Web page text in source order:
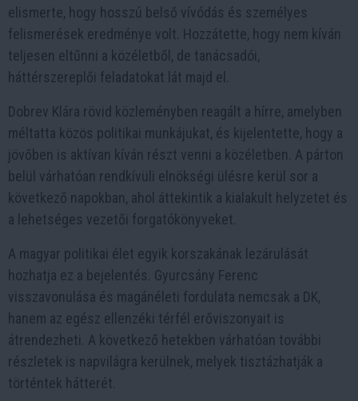
elismerte, hogy hosszú belső vívódás és személyes
felismerések eredménye volt. Hozzátette, hogy nem kíván
teljesen eltűnni a közéletből, de tanácsadói,
háttérszereplői feladatokat lát majd el.
Dobrev Klára rövid közleményben reagált a hírre, amelyben
méltatta közös politikai munkájukat, és kijelentette, hogy a
jövőben is aktívan kíván részt venni a közéletben. A párton
belül várhatóan rendkívüli elnökségi ülésre kerül sor a
következő napokban, ahol áttekintik a kialakult helyzetet és
a lehetséges vezetői forgatókönyveket.
A magyar politikai élet egyik korszakának lezárulását
hozhatja ez a bejelentés. Gyurcsány Ferenc
visszavonulása és magánéleti fordulata nemcsak a DK,
hanem az egész ellenzéki térfél erőviszonyait is
átrendezheti. A következő hetekben várhatóan további
részletek is napvilágra kerülnek, melyek tisztázhatják a
történtek hátterét.